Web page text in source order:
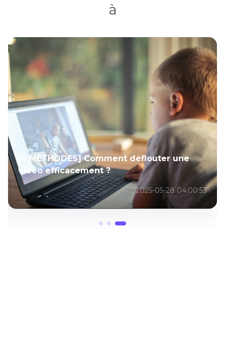
à
[6 MÉTHODES] Comment déflouter une
vidéo efficacement ?
2025-05-28 04:00:53